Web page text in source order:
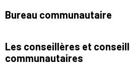
Bureau communautaire
Les conseillères et
communautaires